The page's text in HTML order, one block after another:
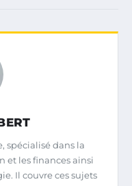
spécialisé dans la
et les finances ainsi
Il couvre ces sujets